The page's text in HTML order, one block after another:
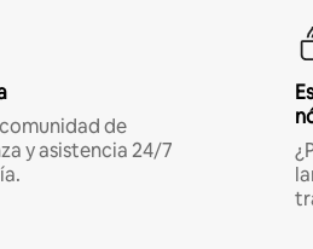
de
y asistencia 24/7